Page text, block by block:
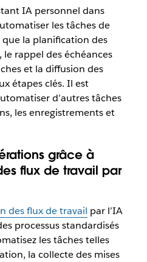
IA personnel dans
les tâches de
la planification des
rappel des échéances
et la diffusion des
étapes clés. Il est
d’autres tâches
les enregistrements et
grâce à
flux de travail par
des flux de travail par l’IA
processus standardisés
les tâches telles
la collecte des mises